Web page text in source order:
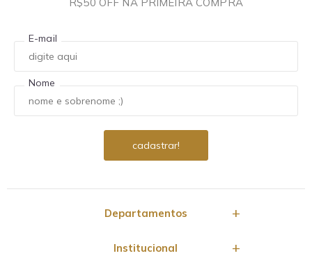
E-mail
Nome
Departamentos
Institucional